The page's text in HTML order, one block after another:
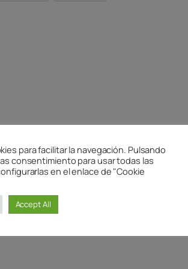
para facilitar la navegación. Pulsando
consentimiento para usar todas las
en el enlace de "Cookie
Accept All